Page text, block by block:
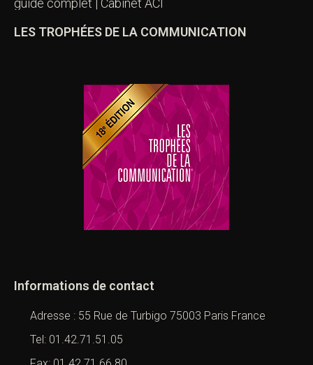
guide complet | Cabinet ACI
LES TROPHÉES DE LA COMMUNICATION
Informations de contact
Adresse : 55 Rue de Turbigo 75003 Paris France
Tel: 01.42.71.51.05